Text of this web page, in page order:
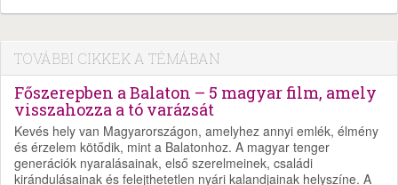
TOVÁBBI CIKKEK A TÉMÁBAN
Főszerepben a Balaton – 5 magyar film, amely
visszahozza a tó varázsát
Kevés hely van Magyarországon, amelyhez annyi emlék, élmény
és érzelem kötődik, mint a Balatonhoz. A magyar tenger
generációk nyaralásainak, első szerelmeinek, családi
kirándulásainak és felejthetetlen nyári kalandjainak helyszíne. A